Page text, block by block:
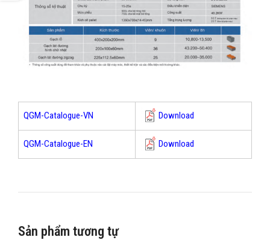
QGM-Catalogue-VN Download
QGM-Catalogue-EN Download
Sản phẩm tương tự